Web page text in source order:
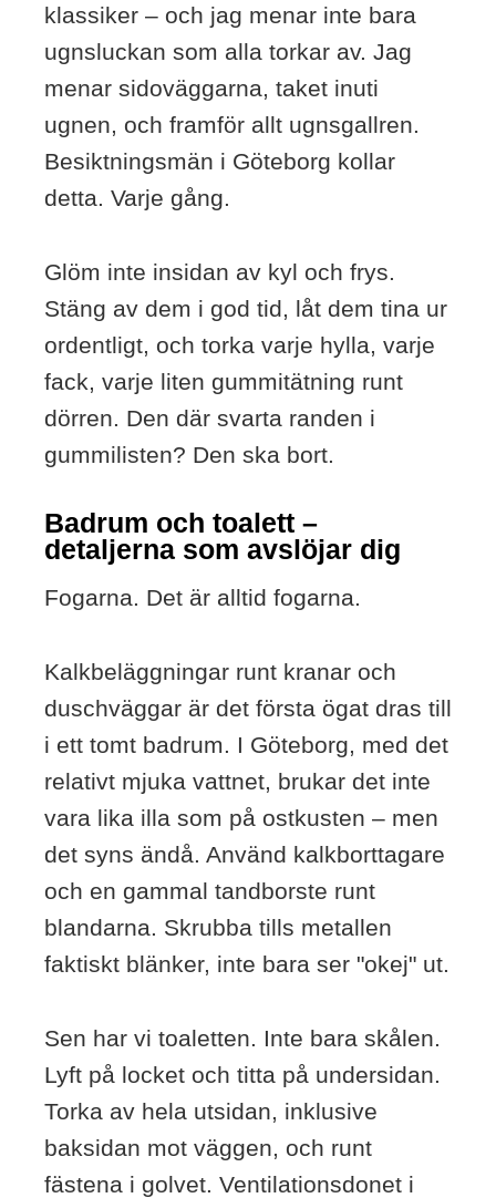
klassiker – och jag menar inte bara
ugnsluckan som alla torkar av. Jag
menar sidoväggarna, taket inuti
ugnen, och framför allt ugnsgallren.
Besiktningsmän i Göteborg kollar
detta. Varje gång.
Glöm inte insidan av kyl och frys.
Stäng av dem i god tid, låt dem tina ur
ordentligt, och torka varje hylla, varje
fack, varje liten gummitätning runt
dörren. Den där svarta randen i
gummilisten? Den ska bort.
Badrum och toalett –
detaljerna som avslöjar dig
Fogarna. Det är alltid fogarna.
Kalkbeläggningar runt kranar och
duschväggar är det första ögat dras till
i ett tomt badrum. I Göteborg, med det
relativt mjuka vattnet, brukar det inte
vara lika illa som på ostkusten – men
det syns ändå. Använd kalkborttagare
och en gammal tandborste runt
blandarna. Skrubba tills metallen
faktiskt blänker, inte bara ser "okej" ut.
Sen har vi toaletten. Inte bara skålen.
Lyft på locket och titta på undersidan.
Torka av hela utsidan, inklusive
baksidan mot väggen, och runt
fästena i golvet. Ventilationsdonet i